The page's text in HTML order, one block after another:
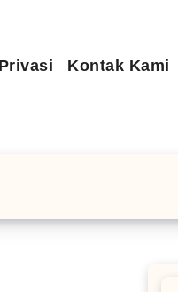
Kontak Kami